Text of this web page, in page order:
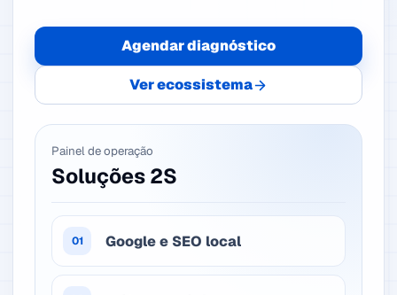
Agendar diagnóstico
Ver ecossistema
Painel de operação
Soluções 2S
01 Google e SEO local